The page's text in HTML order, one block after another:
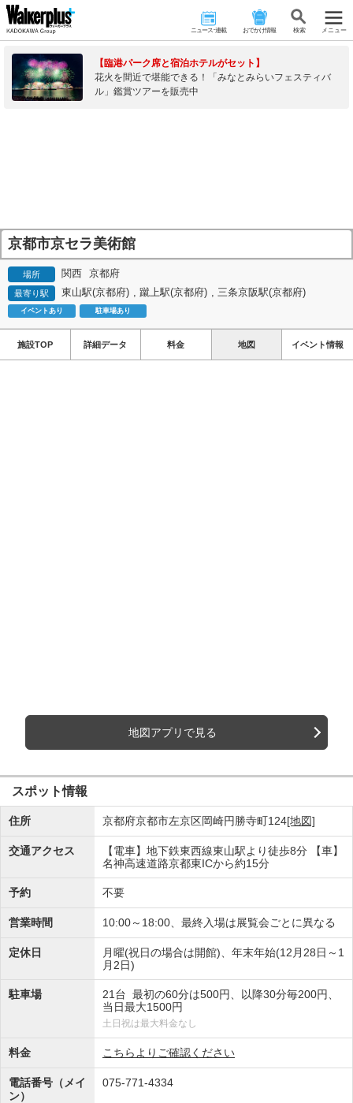
ニュース･連載 おでかけ情報 検 索 メニュー
【臨港パーク席と宿泊ホテルがセット】
花火を間近で堪能できる！「みなとみらいフェスティバ
ル」鑑賞ツアーを販売中
京都市京セラ美術館
場所 関西 京都府
最寄り駅 東山駅(京都府) , 蹴上駅(京都府) , 三条京阪駅(京都府)
イベントあり 駐車場あり
施設TOP 詳細データ 料金 地図 イベント情報
地図アプリで見る
スポット情報
住所 京都府京都市左京区岡崎円勝寺町124[地図]
交通アクセス
【電車】地下鉄東西線東山駅より徒歩8分 【車】
名神高速道路京都東ICから約15分
予約 不要
営業時間 10:00～18:00、最終入場は展覧会ごとに異なる
定休日
月曜(祝日の場合は開館)、年末年始(12月28日～1
月2日)
駐車場
21台 最初の60分は500円、以降30分毎200円、
当日最大1500円
土日祝は最大料金なし
料金 こちらよりご確認ください
電話番号（メイ
ン）
075-771-4334